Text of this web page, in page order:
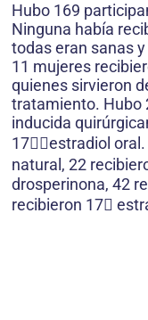
Hubo 169
Ninguna había
todas eran sanas
11 mujeres
quienes sirvieron
tratamiento. Hubo
inducida
17estradiol
natural, 22
drosperinona, 42
recibieron 17